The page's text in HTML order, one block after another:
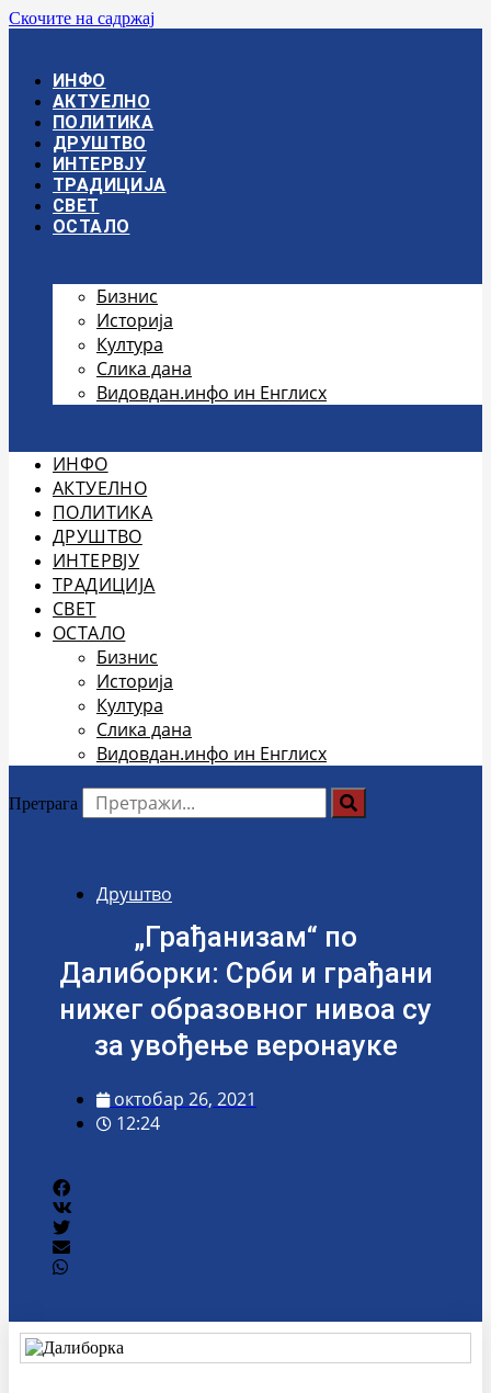
Скочите на садржај
ИНФО
АКТУЕЛНО
ПОЛИТИКА
ДРУШТВО
ИНТЕРВЈУ
ТРАДИЦИЈА
СВЕТ
ОСТАЛО
Бизнис
Историја
Култура
Слика дана
Видовдан.инфо ин Енглисх
ИНФО
АКТУЕЛНО
ПОЛИТИКА
ДРУШТВО
ИНТЕРВЈУ
ТРАДИЦИЈА
СВЕТ
ОСТАЛО
Бизнис
Историја
Култура
Слика дана
Видовдан.инфо ин Енглисх
Претрага
Друштво
„Грађанизам“ по
Далиборки: Срби и грађани
нижег образовног нивоа су
за увођење веронауке
октобар 26, 2021
12:24